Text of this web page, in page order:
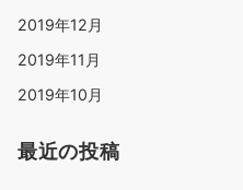
2019年12月
2019年11月
2019年10月
最近の投稿